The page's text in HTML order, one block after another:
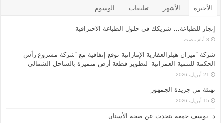
الأخيرة الأشهر تعليقات الوسوم
إنجاز للطباعة… شريكك في حلول الطباعة الاحترافية
شركة “ميران هيلزالعقارية الإماراتية توقع إتفاقية مع “شركة مشروع رأس
الحكمة للتنمية العمرانية” لتطوير قطعة أرض متميزة بالساحل الشمالي
21 أبريل، 2026
تهنئة من جريدة الجمهور
15 أبريل، 2026
د. يوسف جمعة يتحدث عن صحة الأسنان